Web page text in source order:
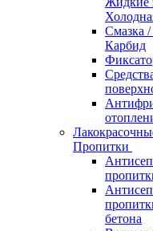
Смазка
Карбид
Пропитки
бетона